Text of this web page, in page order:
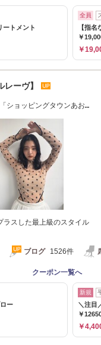
ートメント
全員
【指
￥
￥
ーヴ】
ショッピングタウンあお
ラスした最上級のスタイル
ブログ 1526件
クーポン一覧へ
ー
新規
＼注目
￥
￥